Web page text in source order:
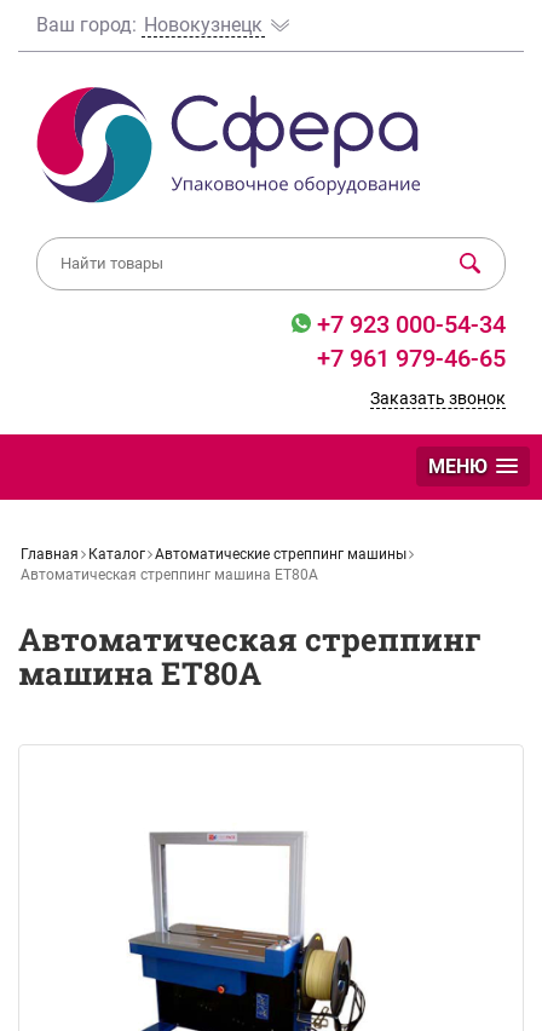
Ваш город: Новокузнецк
+7 923 000-54-34
+7 961 979-46-65
Заказать звонок
МЕНЮ
Главная Каталог Автоматические стреппинг машины
Автоматическая стреппинг машина ET80A
Автоматическая стреппинг
машина ET80A